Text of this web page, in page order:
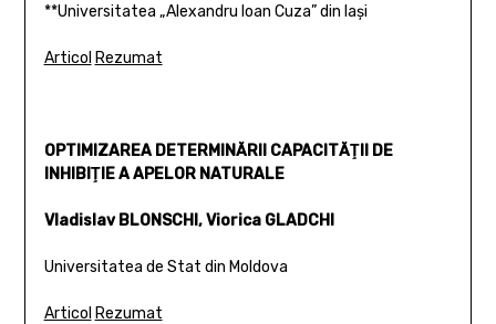
**Universitatea „Alexandru Ioan Cuza” din Iași
Articol Rezumat
OPTIMIZAREA DETERMINĂRII CAPACITĂŢII DE
INHIBIŢIE A APELOR NATURALE
Vladislav BLONSCHI, Viorica GLADCHI
Universitatea de Stat din Moldova
Articol Rezumat